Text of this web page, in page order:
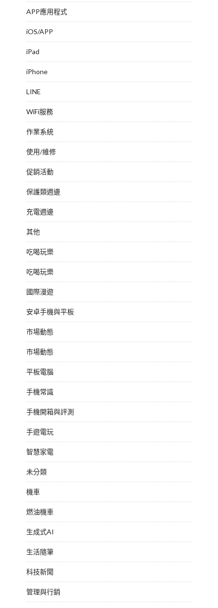
APP應用程式
iOS/APP
iPad
iPhone
LINE
WiFi服務
作業系統
使用/維修
促銷活動
保護類週邊
充電週邊
其他
吃喝玩樂
吃喝玩樂
國際漫遊
安卓手機與平板
市場動態
市場動態
平板電腦
手機常識
手機開箱與評測
手遊電玩
智慧家電
未分類
機車
燃油機車
生成式AI
生活隨筆
科技新聞
管理與行銷